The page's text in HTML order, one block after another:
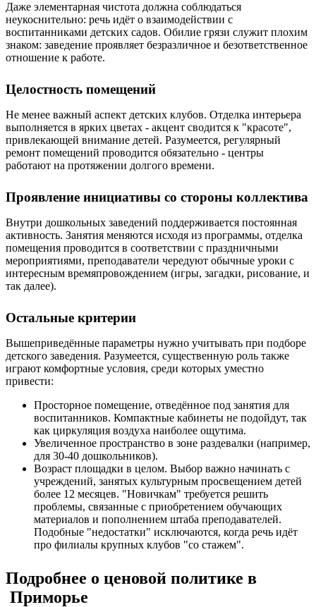
Даже элементарная чистота должна соблюдаться
неукоснительно: речь идёт о взаимодействии с
воспитанниками детских садов. Обилие грязи служит плохим
знаком: заведение проявляет безразличное и безответственное
отношение к работе.
Целостность помещений
Не менее важный аспект детских клубов. Отделка интерьера
выполняется в ярких цветах - акцент сводится к "красоте",
привлекающей внимание детей. Разумеется, регулярный
ремонт помещений проводится обязательно - центры
работают на протяжении долгого времени.
Проявление инициативы со стороны коллектива
Внутри дошкольных заведений поддерживается постоянная
активность. Занятия меняются исходя из программы, отделка
помещения проводится в соответствии с праздничными
мероприятиями, преподаватели чередуют обычные уроки с
интересным времяпровождением (игры, загадки, рисование, и
так далее).
Остальные критерии
Вышеприведённые параметры нужно учитывать при подборе
детского заведения. Разумеется, существенную роль также
играют комфортные условия, среди которых уместно
привести:
Просторное помещение, отведённое под занятия для
воспитанников. Компактные кабинеты не подойдут, так
как циркуляция воздуха наиболее ощутима.
Увеличенное пространство в зоне раздевалки (например,
для 30-40 дошкольников).
Возраст площадки в целом. Выбор важно начинать с
учреждений, занятых культурным просвещением детей
более 12 месяцев. "Новичкам" требуется решить
проблемы, связанные с приобретением обучающих
материалов и пополнением штаба преподавателей.
Подобные "недостатки" исключаются, когда речь идёт
про филиалы крупных клубов "со стажем".
Подробнее о ценовой политике в
Приморье